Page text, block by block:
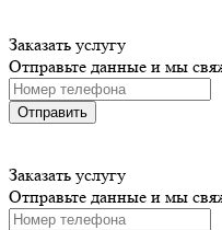
Заказать услугу
Отправьте данные и мы
Отправить
Заказать услугу
Отправьте данные и мы